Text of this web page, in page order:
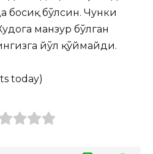
босиқ бўлсин. Чунки
манзур бўлган
йўл қўймайди.
today)